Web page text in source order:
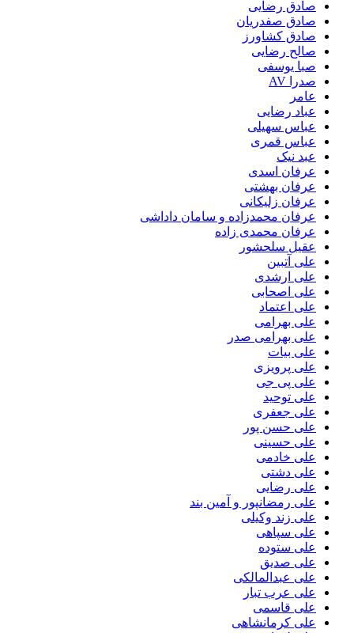
صادق رضایی
صادق صفدریان
صادق کشاورز
صالح رضایی
صبا یوسفی
صدرا AV
عامر
عباد رضایی
عباس سهیلی
عباس قمری
عبد نیک
عرفان اسدی
عرفان بهشتی
عرفان زلیکانی
عرفان محمدزاده و سامان داداشی
عرفان محمدی زاده
عقیل سلحشور
علی آتبین
علی ارشدی
علی اصحابی
علی اعتماد
علی بهرامی
علی بهرامی صدر
علی بیات
علی پرویزی
علی پی جی
علی توحید
علی جعفری
علی حسن پور
علی حسینی
علی خادمی
علی دشتی
علی رضایی
علی رمضانپور و آمین بند
علی زند وکیلی
علی سپاهی
علی ستوده
علی صدیق
علی عبدالمالکی
علی عرب تبار
علی قاسمی
علی کرمانشاهی